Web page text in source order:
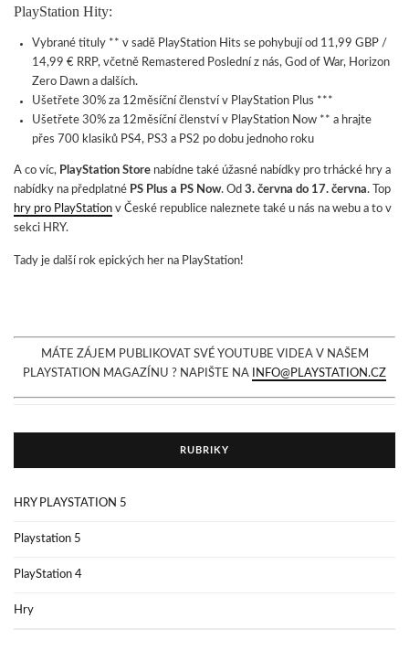
PlayStation Hity:
Vybrané tituly ** v sadě PlayStation Hits se pohybují od 11,99 GBP /
14,99 € RRP, včetně Remastered Poslední z nás, God of War, Horizon
Zero Dawn a dalších.
Ušetřete 30% za 12měsíční členství v PlayStation Plus ***
Ušetřete 30% za 12měsíční členství v PlayStation Now ** a hrajte
přes 700 klasiků PS4, PS3 a PS2 po dobu jednoho roku
A co víc, PlayStation Store nabídne také úžasné nabídky pro trhácké hry a
nabídky na předplatné PS Plus a PS Now. Od 3. června do 17. června. Top
hry pro PlayStation v České republice naleznete také u nás na webu a to v
sekci HRY.
Tady je další rok epických her na PlayStation!
MÁTE ZÁJEM PUBLIKOVAT SVÉ YOUTUBE VIDEA V NAŠEM
PLAYSTATION MAGAZÍNU ? NAPIŠTE NA
INFO@PLAYSTATION.CZ
RUBRIKY
HRY PLAYSTATION 5
Playstation 5
PlayStation 4
Hry